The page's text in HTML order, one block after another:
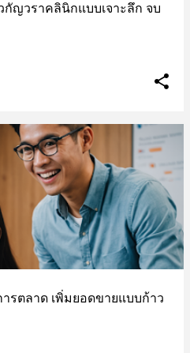
ญวราคลินิกแบบเจาะลึก จบ
รตลาด เพิ่มยอดขายแบบก้าว